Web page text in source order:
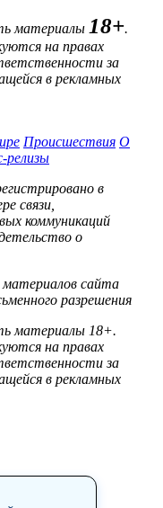
материалы 18+.
на правах
за
в рекламных
Происшествия О
релизы
в
связи,
коммуникаций
о
материалов сайта
разрешения
материалы 18+.
на правах
за
в рекламных